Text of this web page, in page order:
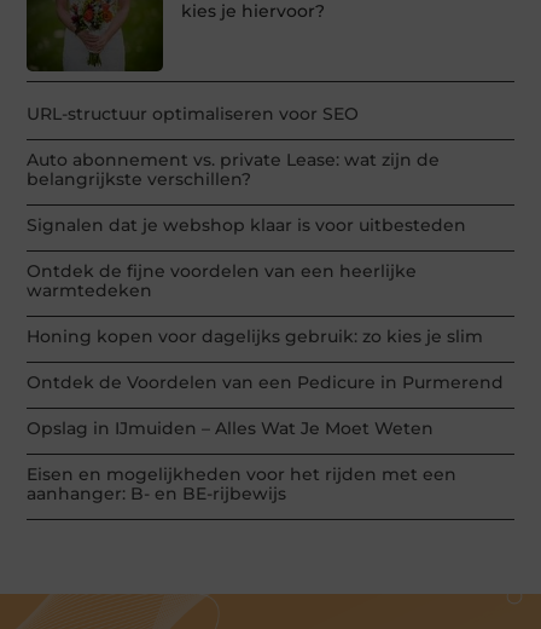
kies je hiervoor?
URL-structuur optimaliseren voor SEO
Auto abonnement vs. private Lease: wat zijn de
belangrijkste verschillen?
Signalen dat je webshop klaar is voor uitbesteden
Ontdek de fijne voordelen van een heerlijke
warmtedeken
Honing kopen voor dagelijks gebruik: zo kies je slim
Ontdek de Voordelen van een Pedicure in Purmerend
Opslag in IJmuiden – Alles Wat Je Moet Weten
Eisen en mogelijkheden voor het rijden met een
aanhanger: B- en BE-rijbewijs